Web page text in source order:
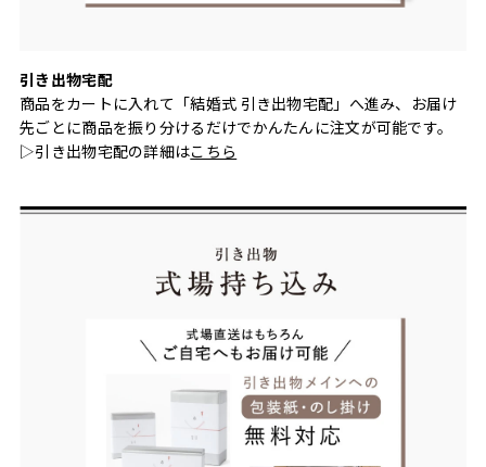
引き出物宅配
商品をカートに入れて「結婚式 引き出物宅配」へ進み、お届け
先ごとに商品を振り分けるだけでかんたんに注文が可能です。
▷引き出物宅配の詳細はこちら